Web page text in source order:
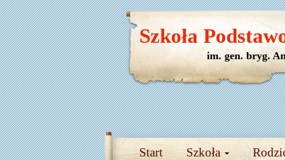
Start Szkoła
Szkoła
im. gen. bryg.